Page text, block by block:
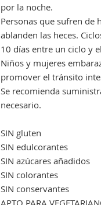
por la noche.
Personas que sufren de
ablanden las heces.
10 días entre un ciclo y
Niños y mujeres
promover el tránsito
Se recomienda
necesario.
SIN gluten
SIN edulcorantes
SIN azúcares añadidos
SIN colorantes
SIN conservantes
APTO PARA